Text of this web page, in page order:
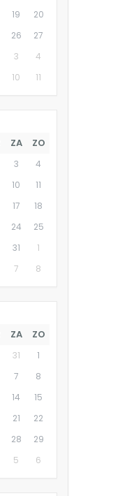
19
20
26
27
3
4
10 11
ZA ZO
3
4
10
11
17
18
24
25
31
1
7 8
ZA ZO
31
1
7
8
14
15
21
22
28
29
5 6